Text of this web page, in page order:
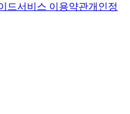
드서비스 이용약관개인정